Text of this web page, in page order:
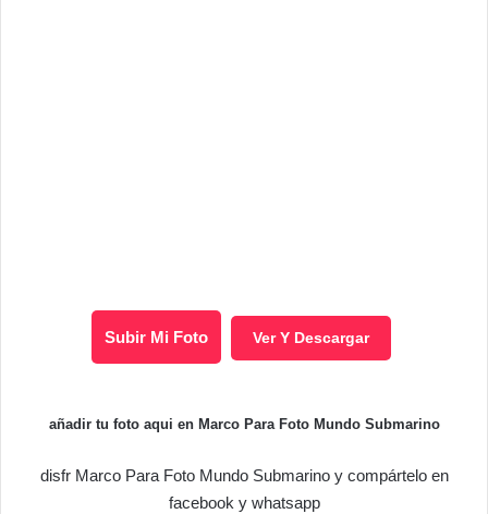
Subir Mi Foto Ver Y Descargar
añadir tu foto aqui en Marco Para Foto Mundo Submarino
disfr Marco Para Foto Mundo Submarino y compártelo en
facebook y whatsapp